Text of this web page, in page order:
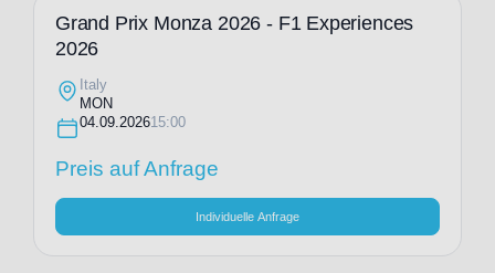
Grand Prix Monza 2026 - F1 Experiences
2026
Italy
MON
04.09.202615:00
Preis auf Anfrage
Individuelle Anfrage